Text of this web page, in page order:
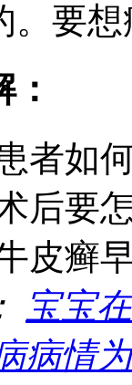
。要
者如
后要
皮癣
宝宝
病情